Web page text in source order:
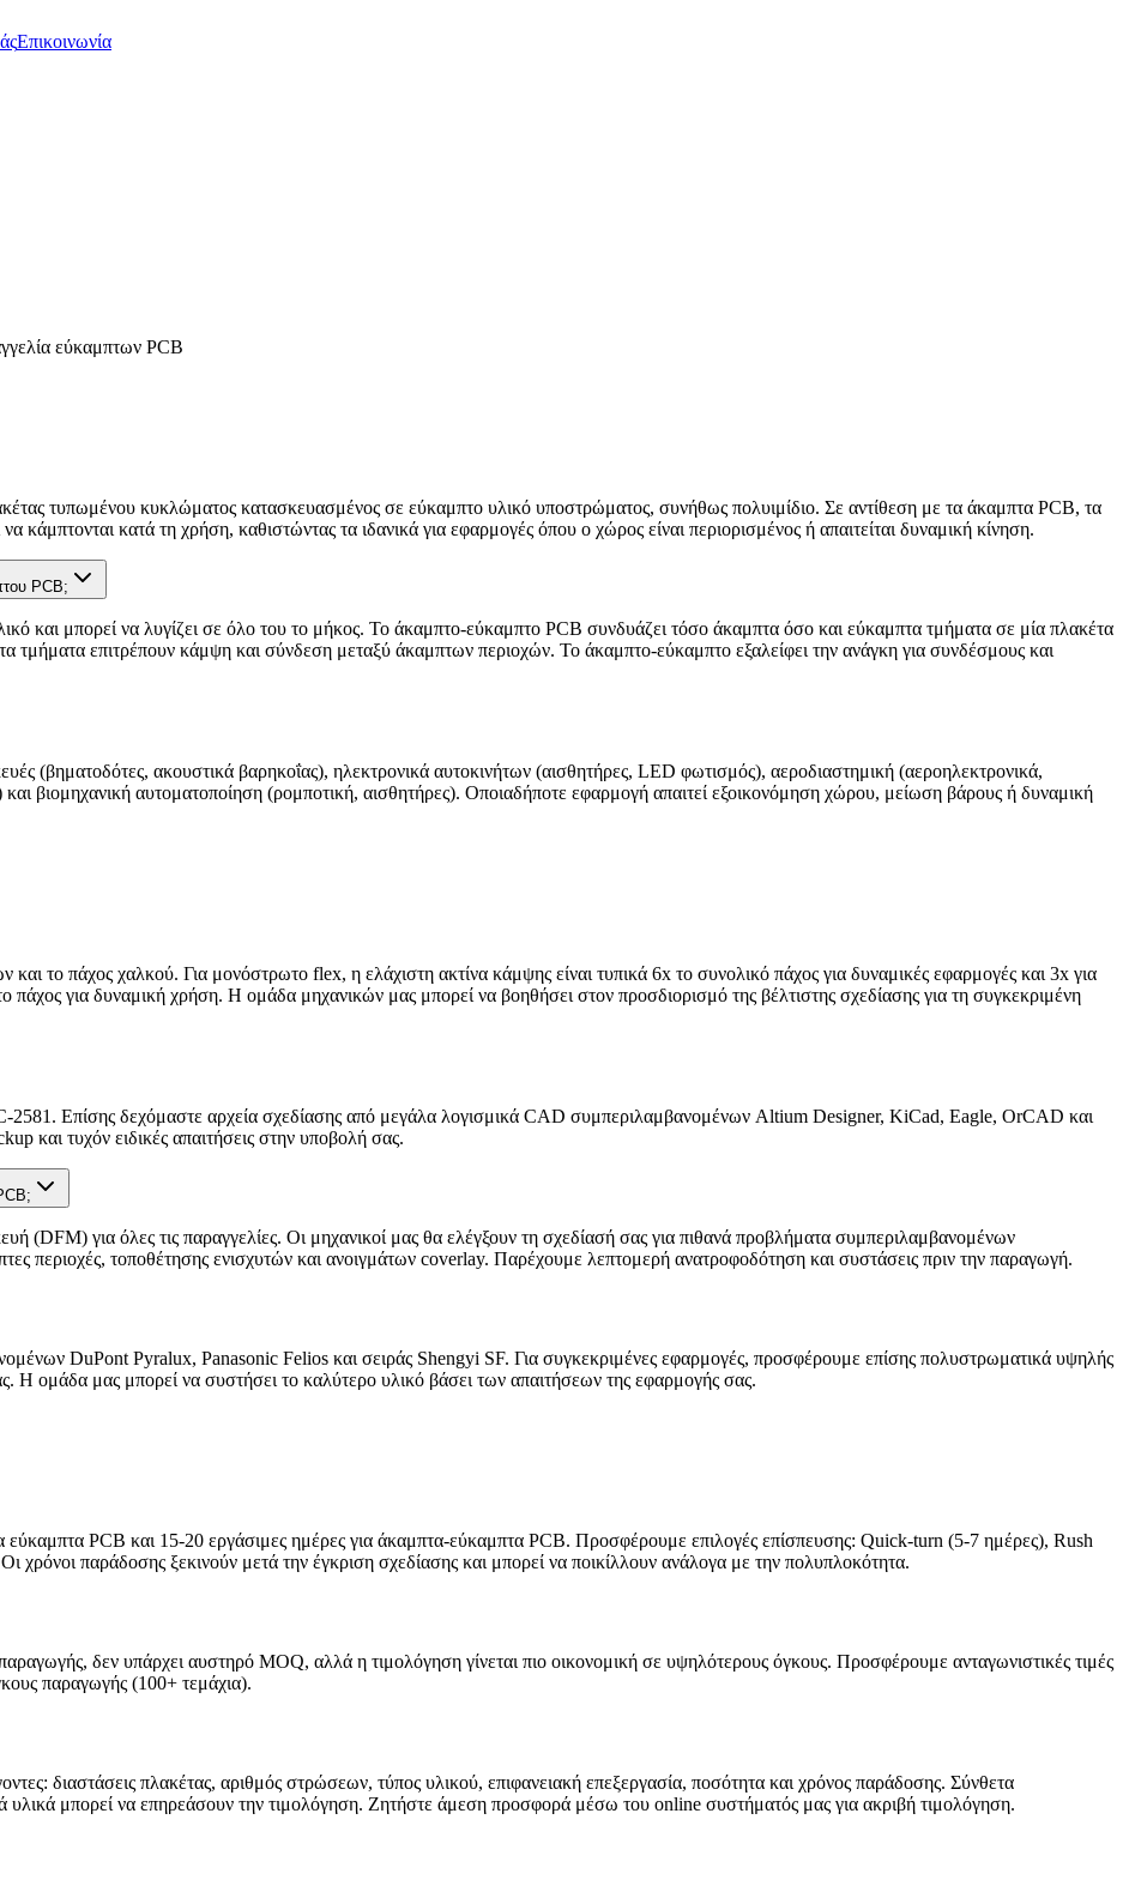
Επικοινωνία
εύκαμπτων PCB
τυπωμένου κυκλώματος κατασκευασμένος σε εύκαμπτο υλικό υποστρώματος, συνήθως πολυιμίδιο. Σε αντίθεση με τα άκαμπτα PCB, τα
κατά τη χρήση, καθιστώντας τα ιδανικά για εφαρμογές όπου ο χώρος είναι περιορισμένος ή απαιτείται δυναμική κίνηση.
PCB;
και μπορεί να λυγίζει σε όλο του το μήκος. Το άκαμπτο-εύκαμπτο PCB συνδυάζει τόσο άκαμπτα όσο και εύκαμπτα τμήματα σε μία πλακέτα
τμήματα επιτρέπουν κάμψη και σύνδεση μεταξύ άκαμπτων περιοχών. Το άκαμπτο-εύκαμπτο εξαλείφει την ανάγκη για συνδέσμους και
(βηματοδότες, ακουστικά βαρηκοΐας), ηλεκτρονικά αυτοκινήτων (αισθητήρες, LED φωτισμός), αεροδιαστημική (αεροηλεκτρονικά,
βιομηχανική αυτοματοποίηση (ρομποτική, αισθητήρες). Οποιαδήποτε εφαρμογή απαιτεί εξοικονόμηση χώρου, μείωση βάρους ή δυναμική
το πάχος χαλκού. Για μονόστρωτο flex, η ελάχιστη ακτίνα κάμψης είναι τυπικά 6x το συνολικό πάχος για δυναμικές εφαρμογές και 3x για
πάχος για δυναμική χρήση. Η ομάδα μηχανικών μας μπορεί να βοηθήσει στον προσδιορισμό της βέλτιστης σχεδίασης για τη συγκεκριμένη
Επίσης δεχόμαστε αρχεία σχεδίασης από μεγάλα λογισμικά CAD συμπεριλαμβανομένων Altium Designer, KiCad, Eagle, OrCAD και
και τυχόν ειδικές απαιτήσεις στην υποβολή σας.
(DFM) για όλες τις παραγγελίες. Οι μηχανικοί μας θα ελέγξουν τη σχεδίασή σας για πιθανά προβλήματα συμπεριλαμβανομένων
περιοχές, τοποθέτησης ενισχυτών και ανοιγμάτων coverlay. Παρέχουμε λεπτομερή ανατροφοδότηση και συστάσεις πριν την παραγωγή.
DuPont Pyralux, Panasonic Felios και σειράς Shengyi SF. Για συγκεκριμένες εφαρμογές, προσφέρουμε επίσης πολυστρωματικά υψηλής
Η ομάδα μας μπορεί να συστήσει το καλύτερο υλικό βάσει των απαιτήσεων της εφαρμογής σας.
εύκαμπτα PCB και 15-20 εργάσιμες ημέρες για άκαμπτα-εύκαμπτα PCB. Προσφέρουμε επιλογές επίσπευσης: Quick-turn (5-7 ημέρες), Rush
χρόνοι παράδοσης ξεκινούν μετά την έγκριση σχεδίασης και μπορεί να ποικίλλουν ανάλογα με την πολυπλοκότητα.
δεν υπάρχει αυστηρό MOQ, αλλά η τιμολόγηση γίνεται πιο οικονομική σε υψηλότερους όγκους. Προσφέρουμε ανταγωνιστικές τιμές
παραγωγής (100+ τεμάχια).
διαστάσεις πλακέτας, αριθμός στρώσεων, τύπος υλικού, επιφανειακή επεξεργασία, ποσότητα και χρόνος παράδοσης. Σύνθετα
υλικά μπορεί να επηρεάσουν την τιμολόγηση. Ζητήστε άμεση προσφορά μέσω του online συστήματός μας για ακριβή τιμολόγηση.